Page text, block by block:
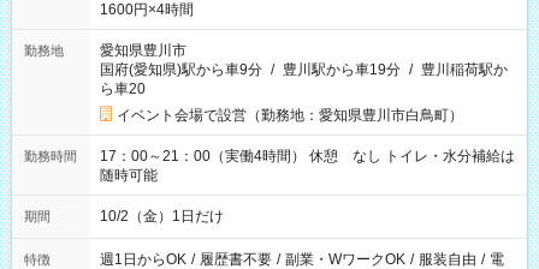
1600円×4時間
勤務地
愛知県豊川市
国府(愛知県)駅から車9分 / 豊川駅から車19分 / 豊川稲荷駅か
ら車20
イベント会場で設営（勤務地：愛知県豊川市白鳥町）
勤務時間
17：00～21：00（実働4時間） 休憩 なし トイレ・水分補給は
随時可能
期間 10/2（金）1日だけ
特徴 週1日からOK / 履歴書不要 / 副業・WワークOK / 服装自由 / 電